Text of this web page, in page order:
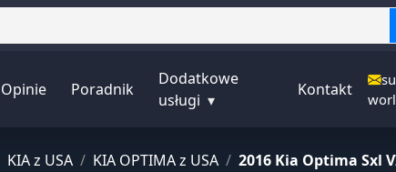
Opinie Poradnik
Dodatkowe
usługi ▾
Kontakt
KIA z USA / KIA OPTIMA z USA / 2016 Kia Optima Sxl